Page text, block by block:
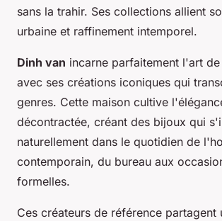
sans la trahir. Ses collections allient
urbaine et raffinement intemporel.
Dinh van incarne parfaitement l'art
avec ses créations iconiques qui
genres. Cette maison cultive
décontractée, créant des bijoux qui
naturellement dans le quotidien de
contemporain, du bureau aux
formelles.
Ces créateurs de référence partagent